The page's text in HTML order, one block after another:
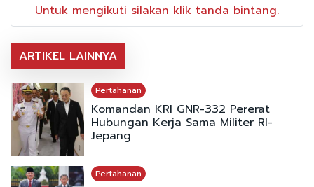
Untuk mengikuti silakan klik tanda bintang.
ARTIKEL LAINNYA
Pertahanan
Komandan KRI GNR-332 Pererat
Hubungan Kerja Sama Militer RI-
Jepang
Pertahanan